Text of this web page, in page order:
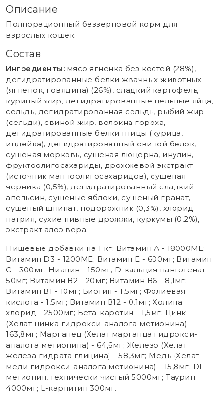
Описание
Полнорационный беззерновой корм для
взрослых кошек.
Состав
Ингредиенты: мясо ягненка без костей (28%),
дегидратированные белки жвачных животных
(ягненок, говядина) (26%), сладкий картофель,
куриный жир, дегидратированные цельные яйца,
сельдь, дегидратированная сельдь, рыбий жир
(сельди), свиной жир, волокна гороха,
дегидратированные белки птицы (курица,
индейка), дегидратированный свиной белок,
сушеная морковь, сушеная люцерна, инулин,
фруктоолигосахариды, дрожжевой экстракт
(источник маннoолигосахаридов), сушеная
черника (0,5%), дегидратированный сладкий
апельсин, сушеные яблоки, сушеный гранат,
сушеный шпинат, подорожник (0,3%), хлорид
натрия, сухие пивные дрожжи, куркумы (0,2%),
экстракт алоэ вера.
Пищевые добавки на 1 кг: Витамин А - 18000МЕ;
Витамин D3 - 1200МЕ; Витамин Е - 600мг; Витамин
С - 300мг; Ниацин - 150мг; D-кальция пантотенат -
50мг; Витамин В2 - 20мг; Витамин В6 - 8,1мг;
Витамин В1 - 10мг; Биотин - 1,5мг; Фолиевая
кислота - 1,5мг; Витамин В12 - 0,1мг; Холина
хлорид - 2500мг; Бета-каротин - 1,5мг; Цинк
(Хелат цинка гидрокси-аналога метионина) -
163,8мг; Марганец (Хелат марганца гидрокси-
аналога метионина) - 64,6мг; Железо (Хелат
железа гидрата глицина) - 58,3мг; Медь (Хелат
меди гидрокси-аналога метионина) - 15,8мг; DL-
метионин, технически чистый 5000мг; Таурин
4000мг; L-карнитин 300мг.